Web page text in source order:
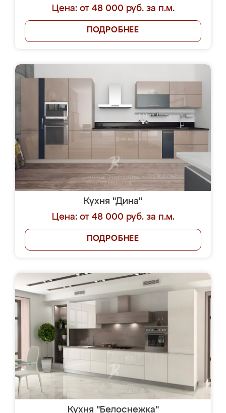
Цена: от 48 000 руб. за п.м.
ПОДРОБНЕЕ
Кухня "Дина"
Цена: от 48 000 руб. за п.м.
ПОДРОБНЕЕ
Кухня "Белоснежка"